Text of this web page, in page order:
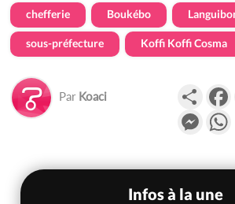
chefferie Boukébo
sous-préfecture Koffi Koffi Cosma
Par Koaci
Infos à la une